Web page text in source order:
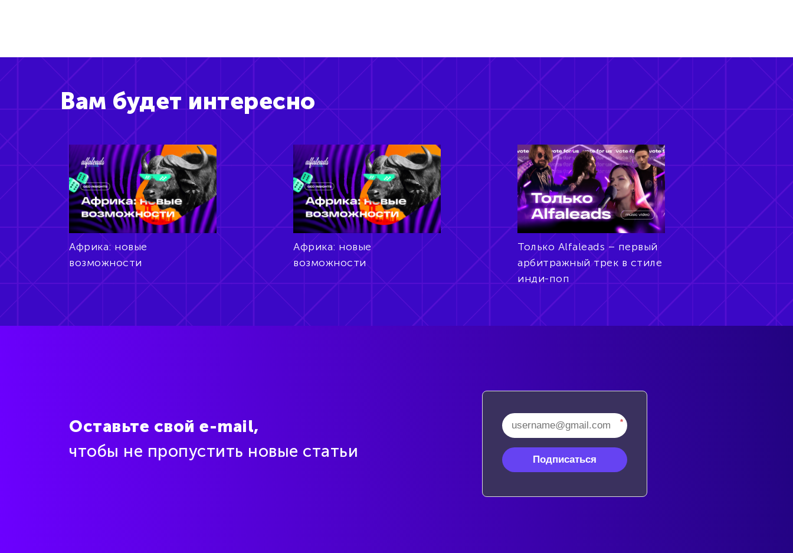
Вам будет интересно
Африка: новые
возможности
Африка: новые
возможности
Только Alfaleads – первый
арбитражный трек в стиле
инди-поп
Оставьте свой e-mail,
чтобы не пропустить новые статьи
*
Подписаться